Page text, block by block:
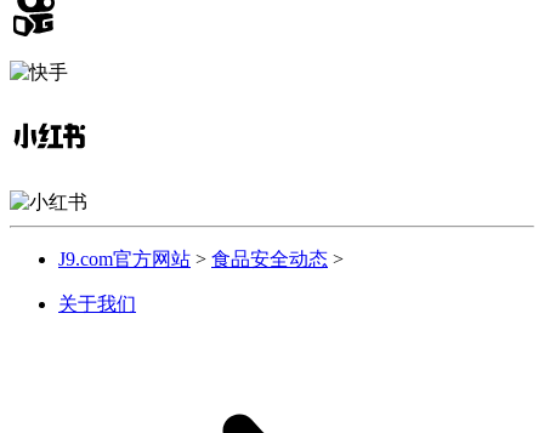
J9.com官方网站 > 食品安全动态 >
关于我们